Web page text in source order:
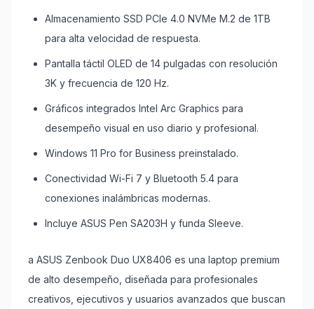
Almacenamiento SSD PCIe 4.0 NVMe M.2 de 1TB
para alta velocidad de respuesta.
Pantalla táctil OLED de 14 pulgadas con resolución
3K y frecuencia de 120 Hz.
Gráficos integrados Intel Arc Graphics para
desempeño visual en uso diario y profesional.
Windows 11 Pro for Business preinstalado.
Conectividad Wi-Fi 7 y Bluetooth 5.4 para
conexiones inalámbricas modernas.
Incluye ASUS Pen SA203H y funda Sleeve.
a ASUS Zenbook Duo UX8406 es una laptop premium
de alto desempeño, diseñada para profesionales
creativos, ejecutivos y usuarios avanzados que buscan